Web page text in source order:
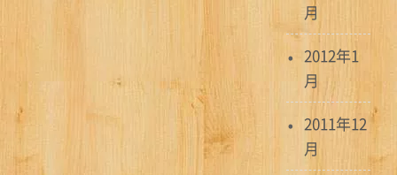
月
2012年1
月
2011年12
月